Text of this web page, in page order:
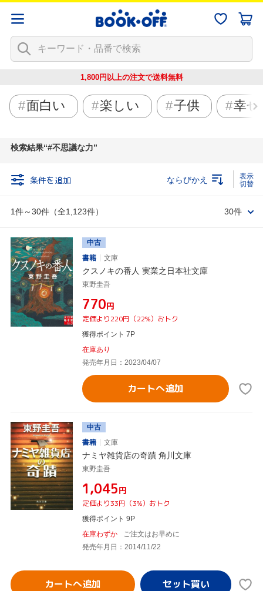
1,800円以上の注文で送料無料
面白い 楽しい 子供 幸せ
検索結果 #不思議な力
条件を追加
1件～30件（全1,123件）
ならびかえ
30件
中古
書籍
文庫
クスノキの番人 実業之日本社文庫
東野圭吾
¥770円
定価より220円（22%）おトク
獲得ポイント 7P
在庫あり
発売年月日：2023/04/07
カートへ追加
中古
書籍
文庫
ナミヤ雑貨店の奇蹟 角川文庫
東野圭吾
¥1,045円
定価より33円（3%）おトク
獲得ポイント 9P
在庫わずか
ご注文はお早めに
発売年月日：2014/11/22
カートへ追加